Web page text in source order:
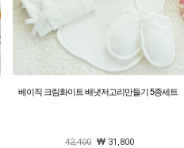
베이직 크림화이트 배냇저고리만들기 5종세트
42,400
31,800